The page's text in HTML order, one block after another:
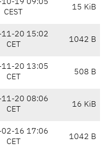
19 09:05
CEST
15 KiB
20 15:02
CET
1042 B
20 13:05
CET
508 B
20 08:06
CET
16 KiB
16 17:06
CET
1042 B